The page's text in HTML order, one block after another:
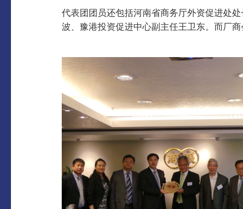
代表团团员还包括河南省商务厅外资促进处
波、豫港投资促进中心副主任王卫东。而厂